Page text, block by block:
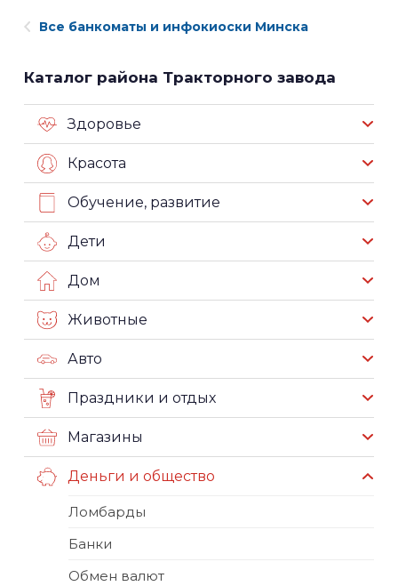
Все банкоматы и инфокиоски Минска
Каталог района Тракторного завода
Здоровье
Красота
Обучение, развитие
Дети
Дом
Животные
Авто
Праздники и отдых
Магазины
Деньги и общество
Ломбарды
Банки
Обмен валют